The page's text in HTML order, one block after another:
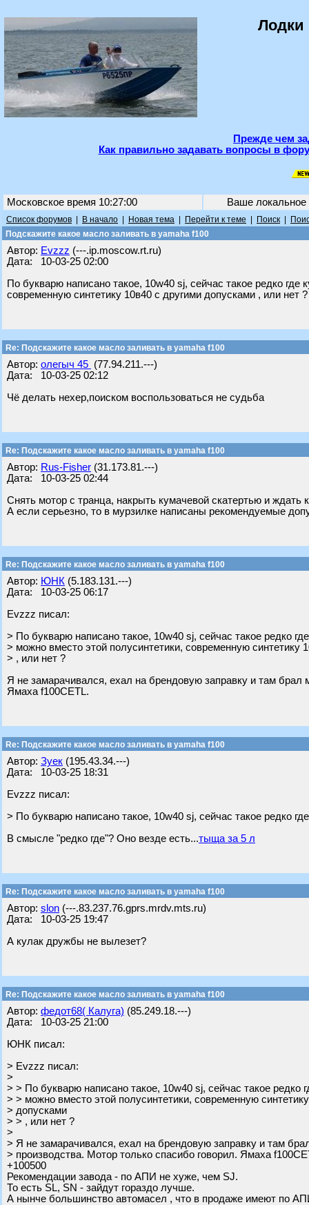
Лодки
Прежде чем
Как правильно задавать вопросы в
Московское время 10:27:00 Ваше
Список форумов В начало Новая тема Перейти к теме Поиск
Подскажите какое масло заливать в yamaha f100
Автор: Evzzz (---.ip.moscow.rt.ru)
Дата: 10-03-25 02:00
По букварю написано такое, 10w40 sj, сейчас такое редко
современную синтетику 10в40 с другими допусками , или нет ?
Re: Подскажите какое масло заливать в yamaha f100
Автор: олегыч 45 (77.94.211.---)
Дата: 10-03-25 02:12
Чё делать нехер,поиском воспользоваться не судьба
Re: Подскажите какое масло заливать в yamaha f100
Автор: Rus-Fisher (31.173.81.---)
Дата: 10-03-25 02:44
Снять мотор с транца, накрыть кумачевой скатертью и ждать
А если серьезно, то в мурзилке написаны рекомендуемые
Re: Подскажите какое масло заливать в yamaha f100
Автор: ЮНК (5.183.131.---)
Дата: 10-03-25 06:17
Evzzz писал:
> По букварю написано такое, 10w40 sj, сейчас такое редко
> можно вместо этой полусинтетики, современную синтетику
> , или нет ?
Я не замарачивался, ехал на брендовую заправку и там брал
Ямаха f100СЕТL.
Re: Подскажите какое масло заливать в yamaha f100
Автор: Зуек (195.43.34.---)
Дата: 10-03-25 18:31
Evzzz писал:
> По букварю написано такое, 10w40 sj, сейчас такое редко
В смысле "редко где"? Оно везде есть...тыща за 5 л
Re: Подскажите какое масло заливать в yamaha f100
Автор: slon (---.83.237.76.gprs.mrdv.mts.ru)
Дата: 10-03-25 19:47
А кулак дружбы не вылезет?
Re: Подскажите какое масло заливать в yamaha f100
Автор: федот68( Калуга) (85.249.18.---)
Дата: 10-03-25 21:00
ЮНК писал:
> Evzzz писал:
>
> > По букварю написано такое, 10w40 sj, сейчас такое редко
> > можно вместо этой полусинтетики, современную
> допусками
> > , или нет ?
>
> Я не замарачивался, ехал на брендовую заправку и там
> производства. Мотор только спасибо говорил. Ямаха
+100500
Рекомендации завода - по АПИ не хуже, чем SJ.
То есть SL, SN - зайдут гораздо лучше.
А нынче большинство автомасел , что в продаже имеют по